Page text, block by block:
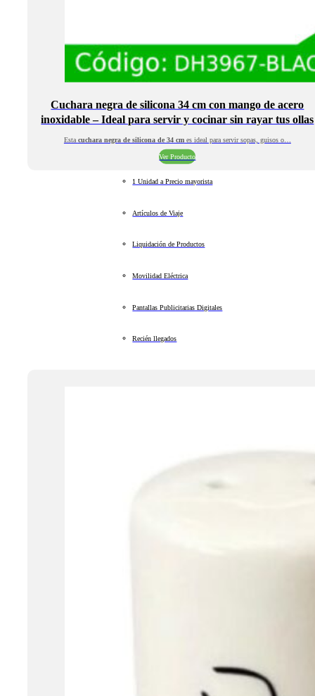
Cuchara negra de silicona 34 cm con mango de acero
inoxidable – Ideal para servir y cocinar sin rayar tus ollas
Esta cuchara negra de silicona de 34 cmes ideal para servir sopas, guisos o…
Ver Producto
1 Unidad a Precio mayorista
Artículos de Viaje
Liquidación de Productos
Movilidad Eléctrica
Pantallas Publicitarias Digitales
Recién llegados